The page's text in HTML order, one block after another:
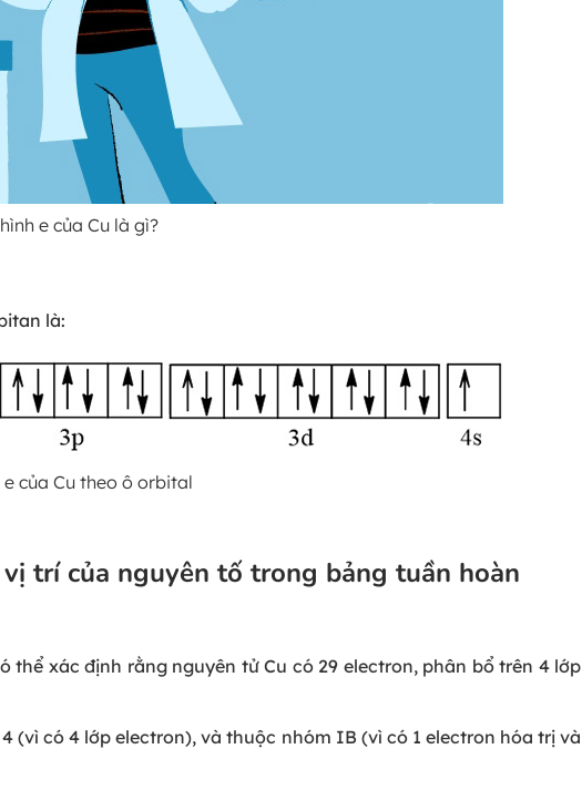
e của Cu là gì?
là:
e của Cu theo ô orbital
trí của nguyên tố trong bảng tuần hoàn
có thể xác định rằng nguyên tử Cu có 29 electron, phân bổ trên 4 lớp
(vì có 4 lớp electron), và thuộc nhóm IB (vì có 1 electron hóa trị và